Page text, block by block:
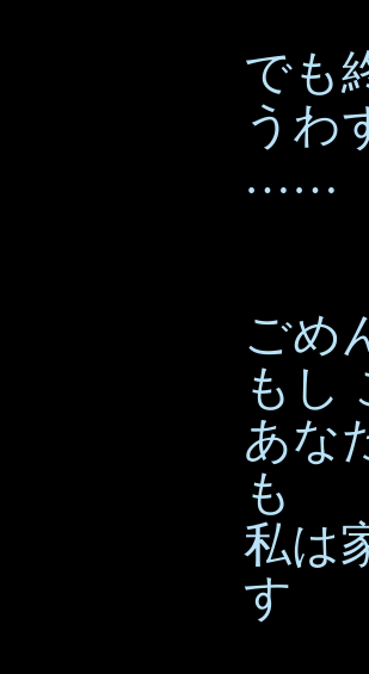
でも
うわ
……
ごめ
もし
あな
も
私は
す